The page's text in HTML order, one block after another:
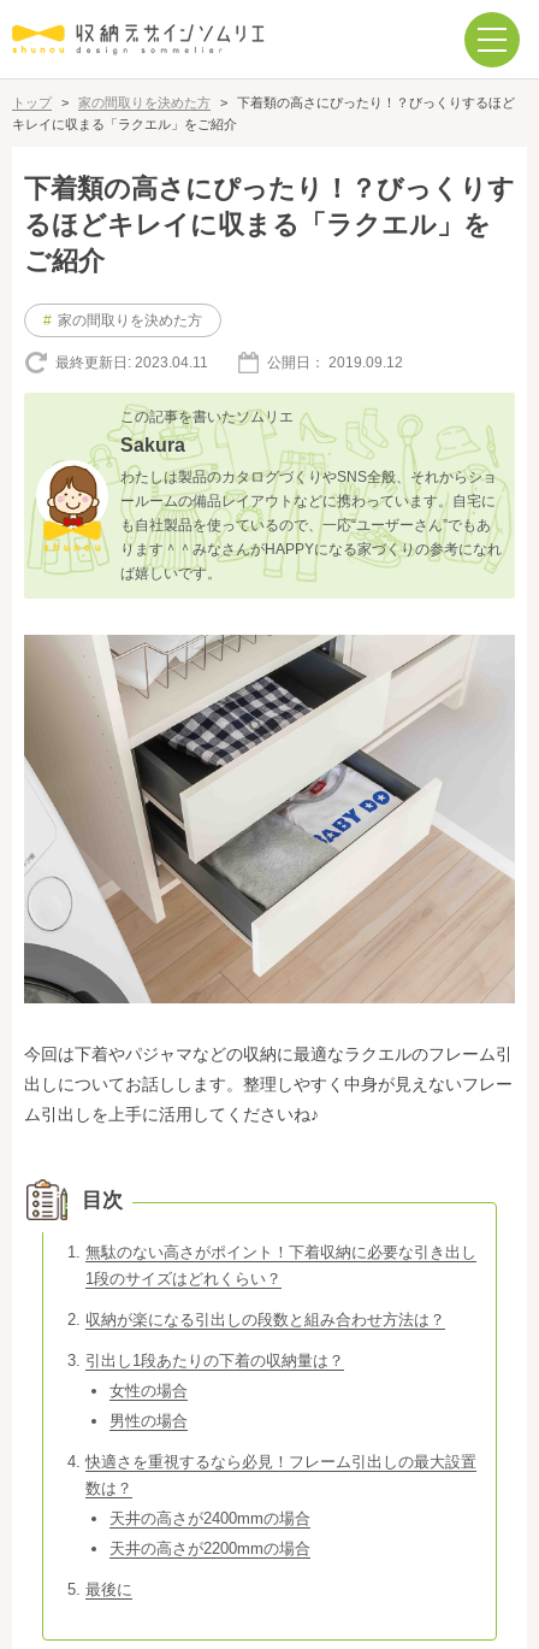
トップ > 家の間取りを決めた方 >
下着類の高さにぴったり！？びっくりするほど
キレイに収まる「ラクエル」をご紹介
下着類の高さにぴったり！？びっくりす
るほどキレイに収まる「ラクエル」を
ご紹介
# 家の間取りを決めた方
最終更新日: 2023.04.11 公開日： 2019.09.12
この記事を書いたソムリエ
Sakura
わたしは製品のカタログづくりやSNS全般、それからショ
ールームの備品レイアウトなどに携わっています。自宅に
も自社製品を使っているので、一応“ユーザーさん”でもあ
ります＾＾みなさんがHAPPYになる家づくりの参考になれ
ば嬉しいです。
今回は下着やパジャマなどの収納に最適なラクエルのフレーム引
出しについてお話しします。整理しやすく中身が見えないフレー
ム引出しを上手に活用してくださいね♪
目次
無駄のない高さがポイント！下着収納に必要な引き出し
1段のサイズはどれくらい？
収納が楽になる引出しの段数と組み合わせ方法は？
引出し1段あたりの下着の収納量は？
女性の場合
男性の場合
快適さを重視するなら必見！フレーム引出しの最大設置
数は？
天井の高さが2400mmの場合
天井の高さが2200mmの場合
最後に